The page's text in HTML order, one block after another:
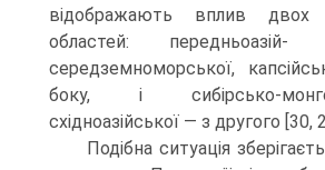
відображають вплив двох
областей:
середземноморської,
боку, і сибірсько-
східноазійської — з другого [30,
Подібна ситуація